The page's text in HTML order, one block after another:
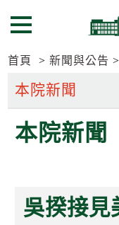
到
要
區
到
要
區
選單按鈕
首頁 新聞與公告
本院新聞
吳揆接見